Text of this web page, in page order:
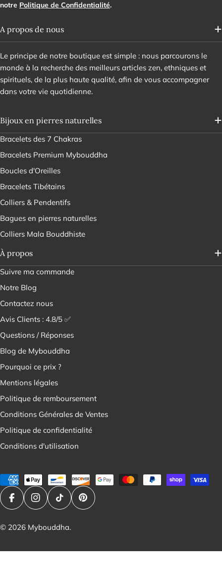
notre Politique de Confidentialité.
A propos de nous
Le principe de notre boutique est simple : nous parcourons le
monde à la recherche des meilleurs articles zen, ethniques et
spirituels, de la plus haute qualité, afin de vous accompagner
dans votre vie quotidienne.
Bijoux en pierres naturelles
Bracelets des 7 Chakras
Bracelets Premium Mybouddha
Boucles d'Oreilles
Bracelets Tibétains
Colliers & Pendentifs
Bagues en pierres naturelles
Colliers Mala Bouddhiste
À propos
Suivre ma commande
Notre Blog
Contactez nous
Avis Clients : 4.8/5 ✅
Questions / Réponses
Blog de Mybouddha
Pourquoi ce prix ?
Mentions légales
Politique de remboursement
Conditions Générales de Ventes
Politique de confidentialité
Conditions d'utilisation
Modes
de
paiement
FacebookInstagramTik TokPinterest
© 2026 Mybouddha.